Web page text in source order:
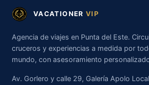
VACATIONER VIP
Agencia de viajes en Punta del Este.
cruceros y experiencias a medida por
mundo, con asesoramiento
Av. Gorlero y calle 29, Galería Apolo